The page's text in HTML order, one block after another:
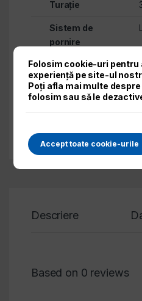
Turație
Sistem de
pornire
Combustibil
Capacitate
rezervor
Descriere
Based on 0 reviews
Folosim cookie-uri pentru
experiență pe site-ul
Poți afla mai multe
folosim sau să le
Accept toate cookie-urile